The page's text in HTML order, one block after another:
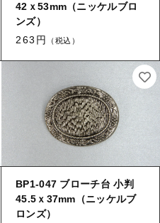
42ｘ53mm（ニッケルブロ
ンズ）
263円
（税込）
BP1-047 ブローチ台 小判
45.5ｘ37mm（ニッケルブ
ロンズ）